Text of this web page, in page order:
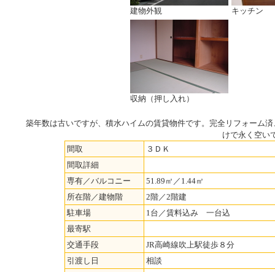
建物外観 キッチン
収納（押し入れ）
築年数は古いですが、積水ハイムの賃貸物件です。完全リフォーム
けで永く空い
間取
３ＤＫ
間取詳細
専有／バルコニー
51.89㎡／1.44㎡
所在階／建物階
2階／2階建
駐車場
1台／賃料込み 一台込
最寄駅
交通手段
JR高崎線吹上駅徒歩８分
引渡し日
相談